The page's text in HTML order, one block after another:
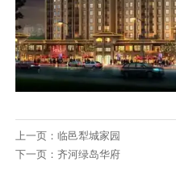
上一页： 临邑犁城家园
下一页： 齐河绿岛华府